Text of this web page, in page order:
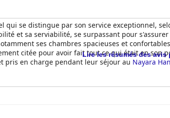
qui se distingue par son service exceptionnel,
et sa serviabilité, se surpassant pour
ses chambres spacieuses et
citée pour avoir fait tout ce qui était en son
pris en charge pendant leur séjour au Nayara
Lire les résumés des